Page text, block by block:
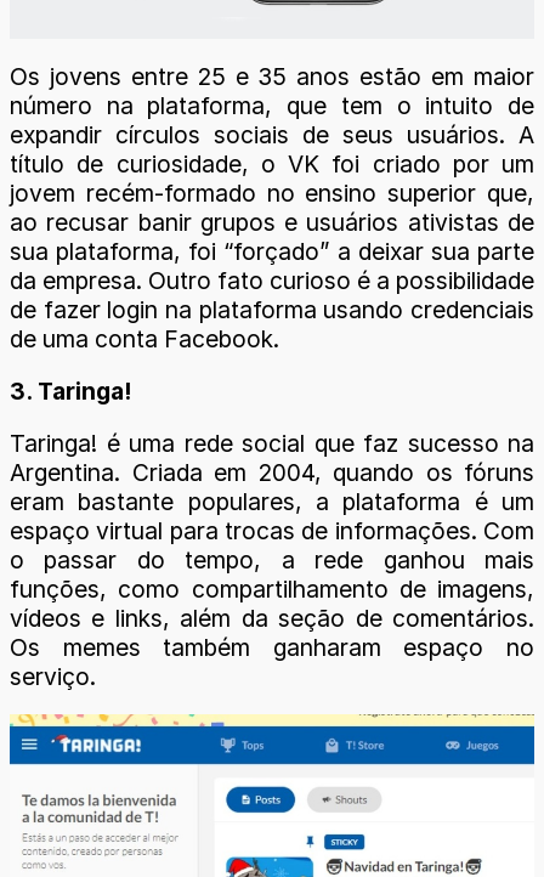
Os jovens entre 25 e 35 anos estão em maior
número na plataforma, que tem o intuito de
expandir círculos sociais de seus usuários. A
título de curiosidade, o VK foi criado por um
jovem recém-formado no ensino superior que,
ao recusar banir grupos e usuários ativistas de
sua plataforma, foi “forçado” a deixar sua parte
da empresa. Outro fato curioso é a possibilidade
de fazer login na plataforma usando credenciais
de uma conta Facebook.
3. Taringa!
Taringa! é uma rede social que faz sucesso na
Argentina. Criada em 2004, quando os fóruns
eram bastante populares, a plataforma é um
espaço virtual para trocas de informações. Com
o passar do tempo, a rede ganhou mais
funções, como compartilhamento de imagens,
vídeos e links, além da seção de comentários.
Os memes também ganharam espaço no
serviço.